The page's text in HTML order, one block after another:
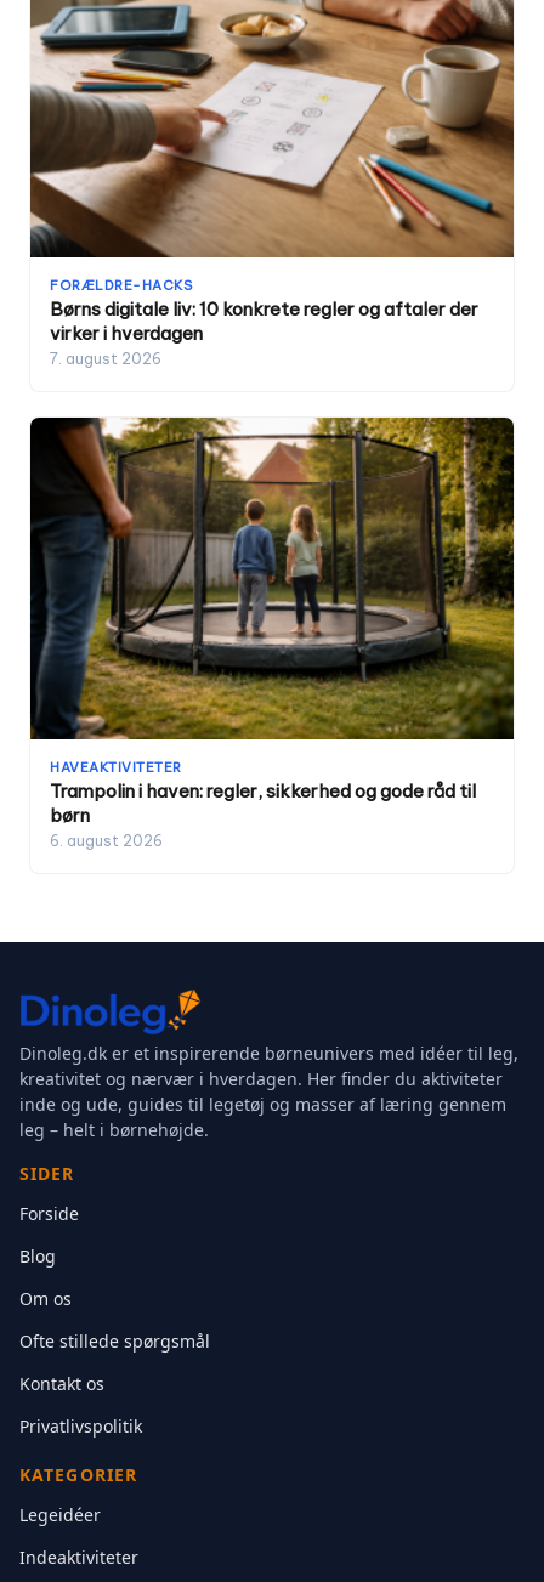
FORÆLDRE-HACKS
Børns digitale liv: 10 konkrete regler og aftaler der
virker i hverdagen
7. august 2026
HAVEAKTIVITETER
Trampolin i haven: regler, sikkerhed og gode råd til
børn
6. august 2026
Dinoleg.dk er et inspirerende børneunivers med idéer til leg,
kreativitet og nærvær i hverdagen. Her finder du aktiviteter
inde og ude, guides til legetøj og masser af læring gennem
leg – helt i børnehøjde.
SIDER
Forside
Blog
Om os
Ofte stillede spørgsmål
Kontakt os
Privatlivspolitik
KATEGORIER
Legeidéer
Indeaktiviteter